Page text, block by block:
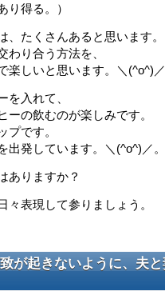
り得る。）
たくさんあると思います。
わり合う方法を、
楽しいと思います。＼(^o^)
を入れて、
の飲むのが楽しみです。
プです。
出発しています。＼(^o^)／。
ありますか？
表現して参りましょう。
が起きないように、夫